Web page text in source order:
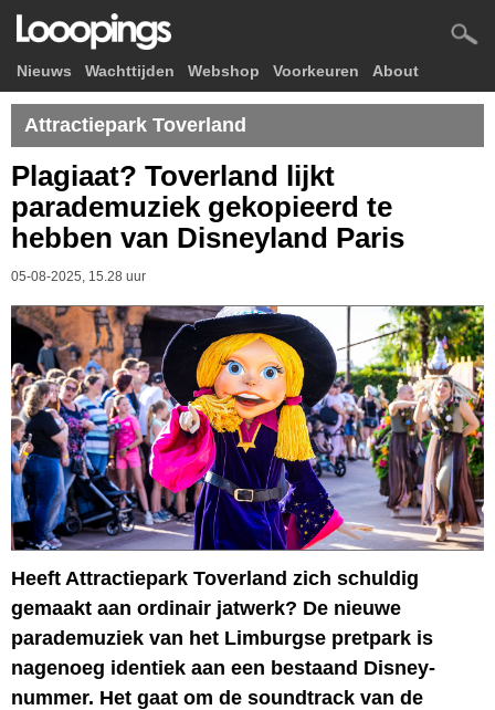
Nieuws Wachttijden Webshop Voorkeuren About
Attractiepark Toverland
Plagiaat? Toverland lijkt
parademuziek gekopieerd te
hebben van Disneyland Paris
05-08-2025, 15.28 uur
Heeft Attractiepark Toverland zich schuldig
gemaakt aan ordinair jatwerk? De nieuwe
parademuziek van het Limburgse pretpark is
nagenoeg identiek aan een bestaand Disney-
nummer. Het gaat om de soundtrack van de